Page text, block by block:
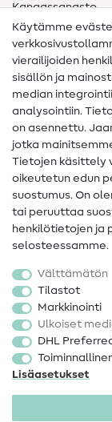
Kangassanasto
Ompelusanasto
Ompeluohjeet
Apua ja
Yhteystiedot
Tietoa
FAQ
Peruutusoikeus
Suosittu
Kankaat
Ompelutarvikkeet
Ale
Käytämme
vierailijoiden
sisällön ja
median
analysointiin.
on asennettu.
jotka
Tietojen käsittely
oikeutetun edun
suostumus. On
tai peruuttaa
henkilötietojen ja
selosteessamme.
Välttämätön
Tilastot
Markkinointi
Ulkoiset
DHL
Lisäasetukset